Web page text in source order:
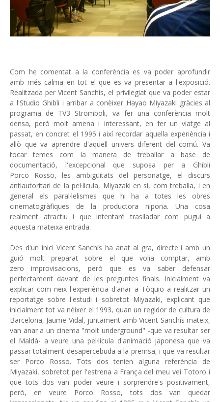
Com he comentat a la conferència es va poder aprofundir
amb més calma en tot el que es va presentar a l'exposició.
Realitzada per Vicent Sanchís, el privilegiat que va poder estar
a l'Studio Ghibli i arribar a conèixer Hayao Miyazaki gràcies al
programa de TV3 Stromboli, va fer una conferència molt
densa, però molt amena i interessant, en fer un viatge al
passat, en concret el 1995 i així recordar aquella experiència i
allò que va aprendre d'aquell univers diferent del comú. Va
tocar temes com la manera de treballar a base de
documentació, l'excepcional que suposa per a Ghibli
Porco Rosso, les ambigüitats del personatge, el discurs
antiautoritari de la pel·lícula, Miyazaki en si, com treballa, i en
general els paral·lelismes que hi ha a totes les obres
cinematogràfiques de la productora nipona. Una cosa
realment atractiu i que intentaré traslladar com pugui a
aquesta mateixa entrada.
Des d'un inici Vicent Sanchís ha anat al gra, directe i amb un
guió molt preparat sobre el que volia comptar, amb
zero improvisacions, però que es va saber defensar
perfectament davant de les preguntes finals. Inicialment va
explicar com neix l'experiència d'anar a Tòquio a realitzar un
reportatge sobre l'estudi i sobretot Miyazaki, explicant que
inicialment tot va néixer el 1993, quan un regidor de cultura de
Barcelona, ​​Jaume Vidal, juntament amb Vicent Sanchís mateix,
van anar a un cinema "molt underground" -que va resultar ser
el Maldà- a veure una pel·lícula d'animació japonesa que va
passar totalment desapercebuda a la premsa, i que va resultar
ser Porco Rosso. Tots dos tenien alguna referència de
Miyazaki, sobretot per l'estrena a França del meu veí Totoro i
que tots dos van poder veure i sorprendre's positivament,
però, en veure Porco Rosso, tots dos van quedar